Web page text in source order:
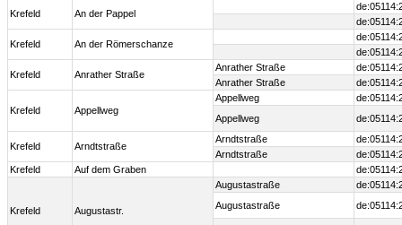
Krefeld An der Pappel
Krefeld An der Römerschanze
Krefeld Anrather Straße
Anrather Straße
Anrather Straße
Krefeld Appellweg
Appellweg
Appellweg
Krefeld Arndtstraße
Arndtstraße
Arndtstraße
Krefeld
Auf dem Graben
Krefeld Augustastr.
Augustastraße
Augustastraße